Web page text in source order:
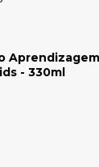
- 330ml